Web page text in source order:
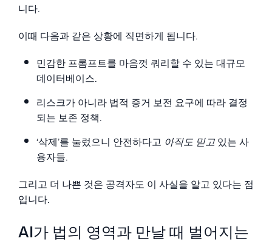
니다.
이때 다음과 같은 상황에 직면하게 됩니다.
민감한 프롬프트를 마음껏 쿼리할 수 있는 대규모
데이터베이스.
리스크가 아니라 법적 증거 보전 요구에 따라 결정
되는 보존 정책.
‘삭제’를 눌렀으니 안전하다고 아직도 믿고있는 사
용자들.
그리고 더 나쁜 것은 공격자도 이 사실을 알고 있다는 점
입니다.
AI가 법의 영역과 만날 때 벌어지는